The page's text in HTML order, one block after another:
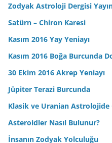
Zodyak Astroloji Dergisi
Satürn – Chiron Karesi
Kasım 2016 Yay Yeniayı
Kasım 2016 Boğa Burcunda
30 Ekim 2016 Akrep Yeniayı
Jüpiter Terazi Burcunda
Klasik ve Uranian
Asteroidler Nasıl Bulunur?
İnsanın Zodyak Yolculuğu